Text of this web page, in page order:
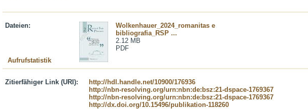
Dateien:
Wolkenhauer_2024_romanitas e
bibliografia_RSP ...
2.12 MB
PDF
Aufrufstatistik
Zitierfähiger Link (URI):
http://hdl.handle.net/10900/176936
http://nbn-resolving.org/urn:nbn:de:bsz:21-dspace-1769367
http://nbn-resolving.org/urn:nbn:de:bsz:21-dspace-1769367
http://dx.doi.org/10.15496/publikation-118260